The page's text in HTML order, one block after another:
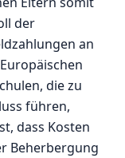
der
an
die zu
führen,
dass Kosten
Beherbergung